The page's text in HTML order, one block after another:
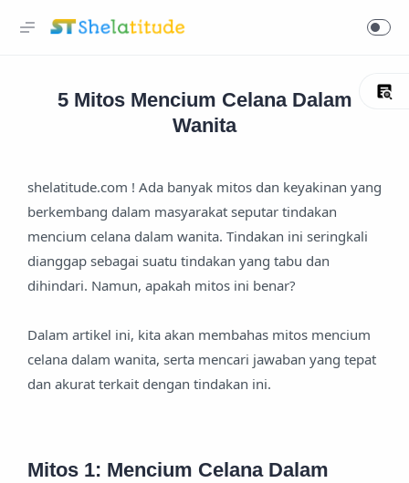
5 Mitos Mencium Celana Dalam
Wanita
shelatitude.com ! Ada banyak mitos dan keyakinan yang
berkembang dalam masyarakat seputar tindakan
mencium celana dalam wanita. Tindakan ini seringkali
dianggap sebagai suatu tindakan yang tabu dan
dihindari. Namun, apakah mitos ini benar?
Dalam artikel ini, kita akan membahas mitos mencium
celana dalam wanita, serta mencari jawaban yang tepat
dan akurat terkait dengan tindakan ini.
Mitos 1: Mencium Celana Dalam